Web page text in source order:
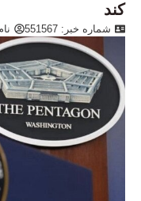
کند
شماره خبر: 551567